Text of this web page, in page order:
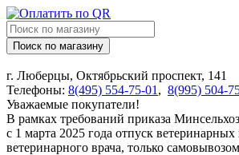
Поиск по магазину
г. Люберцы, Октябрьский проспект, 141
Телефоны: 8(495) 554-75-01 , 8(995) 504-
Уважаемые покупатели!
В рамках требований приказа
с 1 марта 2025 года отпуск
ветеринарного врача, только